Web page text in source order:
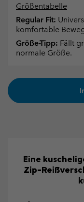
Größentabelle
Regular Fit:
komfortable
Größe-Tipp: Fällt
normale Größe.
Eine
Zip-